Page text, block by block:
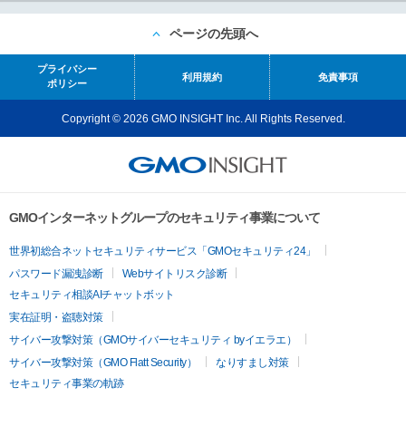
ページの先頭へ
プライバシー
ポリシー
利用規約 免責事項
Copyright © 2026 GMO INSIGHT Inc. All Rights Reserved.
GMOインターネットグループのセキュリティ事業について
世界初総合ネットセキュリティサービス「GMOセキュリティ24」
パスワード漏洩診断
Webサイトリスク診断
セキュリティ相談AIチャットボット
実在証明・盗聴対策
サイバー攻撃対策（GMOサイバーセキュリティ byイエラエ）
サイバー攻撃対策（GMO Flatt Security）
なりすまし対策
セキュリティ事業の軌跡